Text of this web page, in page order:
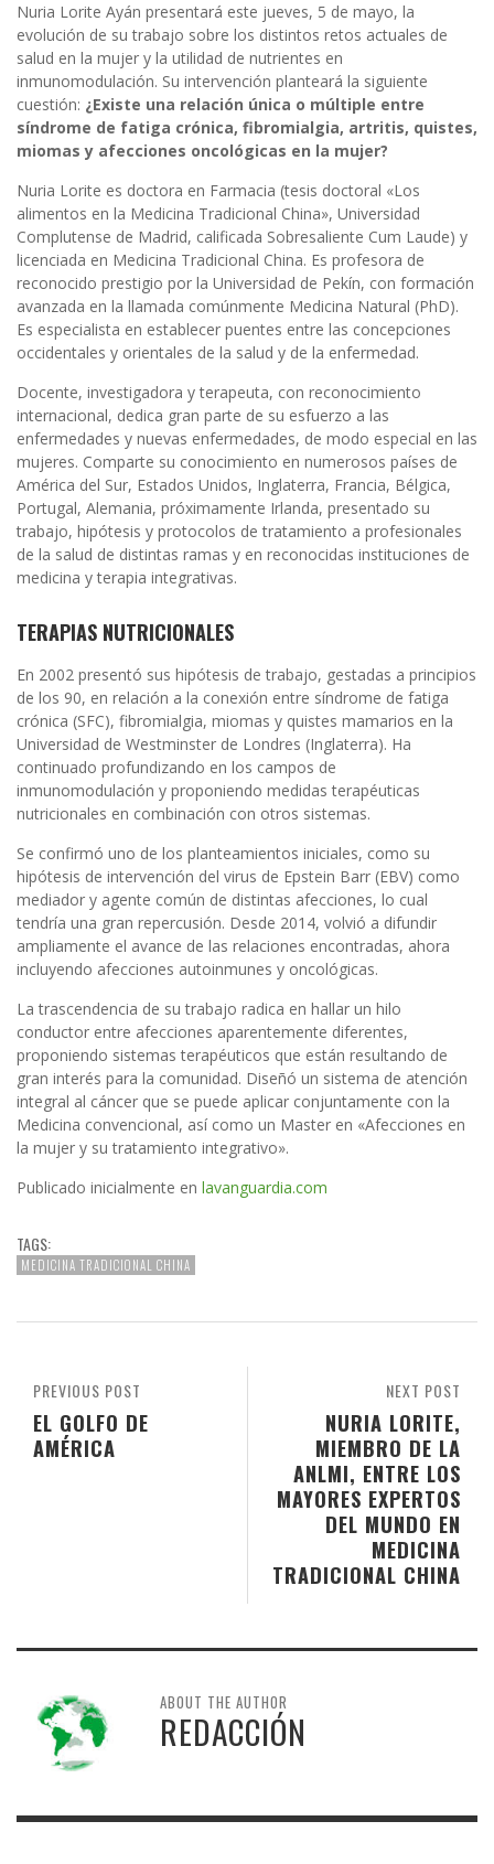
Nuria Lorite Ayán presentará este jueves, 5 de mayo, la
evolución de su trabajo sobre los distintos retos actuales de
salud en la mujer y la utilidad de nutrientes en
inmunomodulación. Su intervención planteará la siguiente
cuestión: ¿Existe una relación única o múltiple entre
síndrome de fatiga crónica, fibromialgia, artritis, quistes,
miomas y afecciones oncológicas en la mujer?
Nuria Lorite es doctora en Farmacia (tesis doctoral «Los
alimentos en la Medicina Tradicional China», Universidad
Complutense de Madrid, calificada Sobresaliente Cum Laude) y
licenciada en Medicina Tradicional China. Es profesora de
reconocido prestigio por la Universidad de Pekín, con formación
avanzada en la llamada comúnmente Medicina Natural (PhD).
Es especialista en establecer puentes entre las concepciones
occidentales y orientales de la salud y de la enfermedad.
Docente, investigadora y terapeuta, con reconocimiento
internacional, dedica gran parte de su esfuerzo a las
enfermedades y nuevas enfermedades, de modo especial en las
mujeres. Comparte su conocimiento en numerosos países de
América del Sur, Estados Unidos, Inglaterra, Francia, Bélgica,
Portugal, Alemania, próximamente Irlanda, presentado su
trabajo, hipótesis y protocolos de tratamiento a profesionales
de la salud de distintas ramas y en reconocidas instituciones de
medicina y terapia integrativas.
TERAPIAS NUTRICIONALES
En 2002 presentó sus hipótesis de trabajo, gestadas a principios
de los 90, en relación a la conexión entre síndrome de fatiga
crónica (SFC), fibromialgia, miomas y quistes mamarios en la
Universidad de Westminster de Londres (Inglaterra). Ha
continuado profundizando en los campos de
inmunomodulación y proponiendo medidas terapéuticas
nutricionales en combinación con otros sistemas.
Se confirmó uno de los planteamientos iniciales, como su
hipótesis de intervención del virus de Epstein Barr (EBV) como
mediador y agente común de distintas afecciones, lo cual
tendría una gran repercusión. Desde 2014, volvió a difundir
ampliamente el avance de las relaciones encontradas, ahora
incluyendo afecciones autoinmunes y oncológicas.
La trascendencia de su trabajo radica en hallar un hilo
conductor entre afecciones aparentemente diferentes,
proponiendo sistemas terapéuticos que están resultando de
gran interés para la comunidad. Diseñó un sistema de atención
integral al cáncer que se puede aplicar conjuntamente con la
Medicina convencional, así como un Master en «Afecciones en
la mujer y su tratamiento integrativo».
Publicado inicialmente en lavanguardia.com
TAGS:
MEDICINA TRADICIONAL CHINA
NEXT POST
NURIA LORITE,
MIEMBRO DE LA
ANLMI, ENTRE LOS
MAYORES EXPERTOS
DEL MUNDO EN
MEDICINA
TRADICIONAL CHINA
PREVIOUS POST
EL GOLFO DE
AMÉRICA
ABOUT THE AUTHOR
REDACCIÓN